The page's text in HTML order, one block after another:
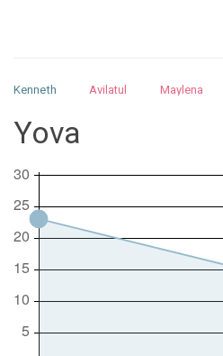
Kenneth Avilatul Maylena
Nurhilman
Yova